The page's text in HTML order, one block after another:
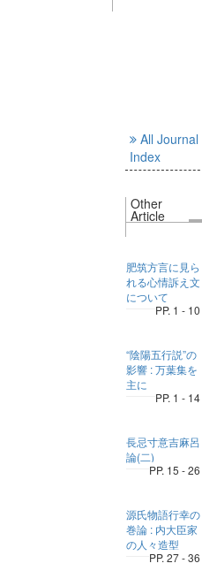
All Journal
Index
Other
Article
肥筑方言に見ら
れる心情訴え文
について
PP. 1 - 10
“陰陽五行説”の
影響 : 万葉集を
主に
PP. 1 - 14
長忌寸意吉麻呂
論(二)
PP. 15 - 26
源氏物語行幸の
巻論 : 内大臣家
の人々造型
PP. 27 - 36